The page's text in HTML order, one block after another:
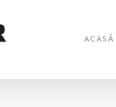
ACASĂ